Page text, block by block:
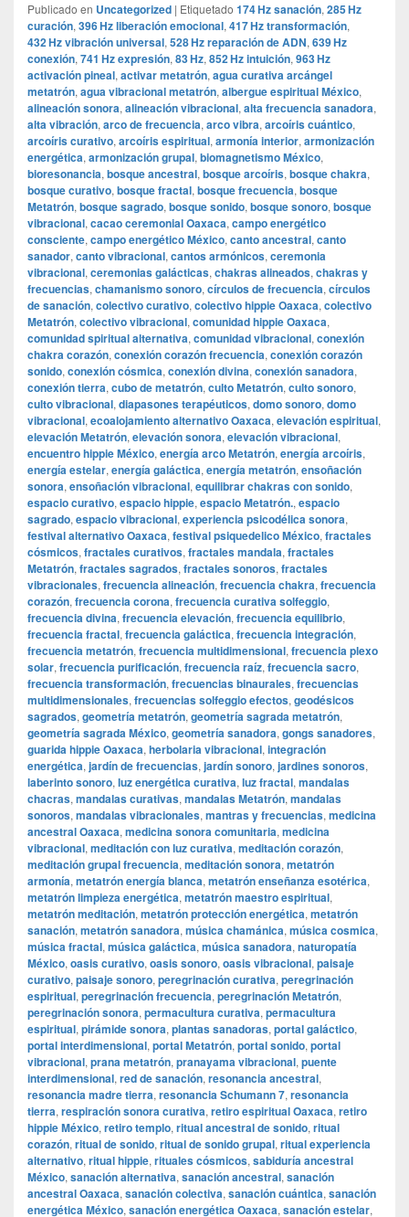
Publicado en Uncategorized | Etiquetado 174 Hz sanación, 285 Hz
curación, 396 Hz liberación emocional, 417 Hz transformación,
432 Hz vibración universal, 528 Hz reparación de ADN, 639 Hz
conexión, 741 Hz expresión, 83 Hz, 852 Hz intuición, 963 Hz
activación pineal, activar metatrón, agua curativa arcángel
metatrón, agua vibracional metatrón, albergue espiritual México,
alineación sonora, alineación vibracional, alta frecuencia sanadora,
alta vibración, arco de frecuencia, arco vibra, arcoíris cuántico,
arcoíris curativo, arcoíris espiritual, armonía interior, armonización
energética, armonización grupal, biomagnetismo México,
bioresonancia, bosque ancestral, bosque arcoíris, bosque chakra,
bosque curativo, bosque fractal, bosque frecuencia, bosque
Metatrón, bosque sagrado, bosque sonido, bosque sonoro, bosque
vibracional, cacao ceremonial Oaxaca, campo energético
consciente, campo energético México, canto ancestral, canto
sanador, canto vibracional, cantos armónicos, ceremonia
vibracional, ceremonias galácticas, chakras alineados, chakras y
frecuencias, chamanismo sonoro, círculos de frecuencia, círculos
de sanación, colectivo curativo, colectivo hippie Oaxaca, colectivo
Metatrón, colectivo vibracional, comunidad hippie Oaxaca,
comunidad spiritual alternativa, comunidad vibracional, conexión
chakra corazón, conexión corazón frecuencia, conexión corazón
sonido, conexión cósmica, conexión divina, conexión sanadora,
conexión tierra, cubo de metatrón, culto Metatrón, culto sonoro,
culto vibracional, diapasones terapéuticos, domo sonoro, domo
vibracional, ecoalojamiento alternativo Oaxaca, elevación espiritual,
elevación Metatrón, elevación sonora, elevación vibracional,
encuentro hippie México, energía arco Metatrón, energía arcoíris,
energía estelar, energía galáctica, energía metatrón, ensoñación
sonora, ensoñación vibracional, equilibrar chakras con sonido,
espacio curativo, espacio hippie, espacio Metatrón., espacio
sagrado, espacio vibracional, experiencia psicodélica sonora,
festival alternativo Oaxaca, festival psiquedelico México, fractales
cósmicos, fractales curativos, fractales mandala, fractales
Metatrón, fractales sagrados, fractales sonoros, fractales
vibracionales, frecuencia alineación, frecuencia chakra, frecuencia
corazón, frecuencia corona, frecuencia curativa solfeggio,
frecuencia divina, frecuencia elevación, frecuencia equilibrio,
frecuencia fractal, frecuencia galáctica, frecuencia integración,
frecuencia metatrón, frecuencia multidimensional, frecuencia plexo
solar, frecuencia purificación, frecuencia raíz, frecuencia sacro,
frecuencia transformación, frecuencias binaurales, frecuencias
multidimensionales, frecuencias solfeggio efectos, geodésicos
sagrados, geometría metatrón, geometría sagrada metatrón,
geometría sagrada México, geometría sanadora, gongs sanadores,
guarida hippie Oaxaca, herbolaria vibracional, integración
energética, jardín de frecuencias, jardín sonoro, jardines sonoros,
laberinto sonoro, luz energética curativa, luz fractal, mandalas
chacras, mandalas curativas, mandalas Metatrón, mandalas
sonoros, mandalas vibracionales, mantras y frecuencias, medicina
ancestral Oaxaca, medicina sonora comunitaria, medicina
vibracional, meditación con luz curativa, meditación corazón,
meditación grupal frecuencia, meditación sonora, metatrón
armonía, metatrón energía blanca, metatrón enseñanza esotérica,
metatrón limpieza energética, metatrón maestro espiritual,
metatrón meditación, metatrón protección energética, metatrón
sanación, metatrón sanadora, música chamánica, música cosmica,
música fractal, música galáctica, música sanadora, naturopatía
México, oasis curativo, oasis sonoro, oasis vibracional, paisaje
curativo, paisaje sonoro, peregrinación curativa, peregrinación
espiritual, peregrinación frecuencia, peregrinación Metatrón,
peregrinación sonora, permacultura curativa, permacultura
espiritual, pirámide sonora, plantas sanadoras, portal galáctico,
portal interdimensional, portal Metatrón, portal sonido, portal
vibracional, prana metatrón, pranayama vibracional, puente
interdimensional, red de sanación, resonancia ancestral,
resonancia madre tierra, resonancia Schumann 7, resonancia
tierra, respiración sonora curativa, retiro espiritual Oaxaca, retiro
hippie México, retiro templo, ritual ancestral de sonido, ritual
corazón, ritual de sonido, ritual de sonido grupal, ritual experiencia
alternativo, ritual hippie, rituales cósmicos, sabiduría ancestral
México, sanación alternativa, sanación ancestral, sanación
ancestral Oaxaca, sanación colectiva, sanación cuántica, sanación
energética México, sanación energética Oaxaca, sanación estelar,